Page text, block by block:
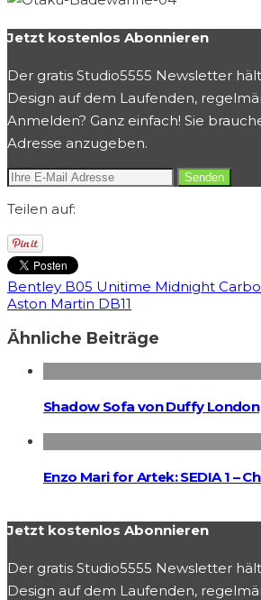
Jetzt kostenlos Abonnieren
Der gratis Studio5555 Newsletter
Design auf dem Laufenden,
Anmelden? Ganz einfach! Sie
Adresse anzugeben.
Teilen auf:
Bentley B05 Unitime Midnight
Aston Martin DB11
Ähnliche Beiträge
Shadow Sofa von Duffy London
Enzo Mari for Artek: SEDIA 1 –
Jetzt kostenlos Abonnieren
Der gratis Studio5555 Newsletter
Design auf dem Laufenden,